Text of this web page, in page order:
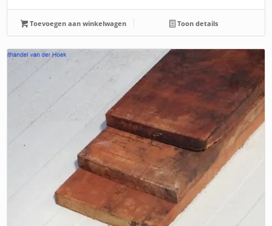
Toevoegen aan winkelwagen Toon details